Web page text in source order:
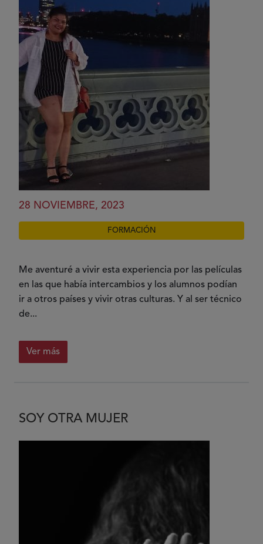
28 NOVIEMBRE, 2023
FORMACIÓN
Me aventuré a vivir esta experiencia por las películas
en las que había intercambios y los alumnos podían
ir a otros países y vivir otras culturas. Y al ser técnico
de...
Ver más
SOY OTRA MUJER